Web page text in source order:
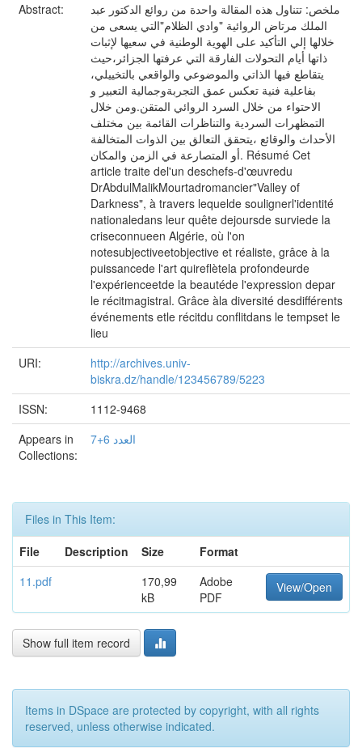
Abstract:
ملخص: تتناول هذه المقالة واحدة من روائع الدكتور عبد
الملك مرتاض الروائية "وادي الظلام"التي يسعى من
خلالها إلي التأكيد على الهوية الوطنية في سعيها لإثبات
ذاتها أيام التحولات الفارقة التي عرفتها الجزائر،حيث
يتقاطع فيها الذاتي والموضوعي والواقعي بالتخييلي،
بفاعلية فنية تعكس عمق التجربةوجمالية التعبير و
الاحتواء من خلال السرد الروائي المتقن.ومن خلال
التمظهرات السردية والتناظرات القائمة بين مختلف
الأحداث والوقائع ،يتحقق التعالق بين الذوات المتخالفة
أو المتصارعة في الزمن والمكان. Résumé Cet
article traite del'un deschefs-d'œuvredu
DrAbdulMalikMourtadromancier"Valley of
Darkness", à travers lequelde soulignerl'identité
nationaledans leur quête dejoursde surviede la
criseconnueen Algérie, où l'on
notesubjectiveetobjective et réaliste, grâce à la
puissancede l'art quireflètela profondeurde
l'expérienceetde la beautéde l'expression depar
le récitmagistral. Grâce àla diversité desdifférents
événements etle récitdu conflitdans le tempset le
lieu
URI:
http://archives.univ-
biskra.dz/handle/123456789/5223
ISSN:
1112-9468
Appears in
Collections:
العدد 6+7
Files in This Item:
File
Description Size
Format
11.pdf
170,99
kB
Adobe
PDF
View/Open
Show full item record
Items in DSpace are protected by copyright, with all rights
reserved, unless otherwise indicated.